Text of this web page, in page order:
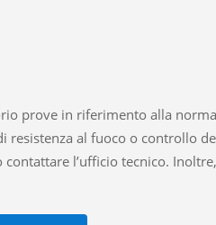
prove in riferimento alla
resistenza al fuoco o controllo
l’ufficio tecnico.